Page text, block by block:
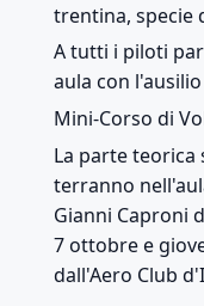
trentina, specie
A tutti i piloti
aula con
Mini-Corso di
La parte teorica
terranno
Gianni Caproni
7 ottobre e
dall'Aero Club